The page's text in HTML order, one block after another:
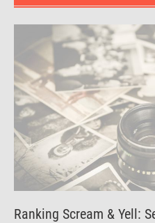
Ranking Scream & Yell: